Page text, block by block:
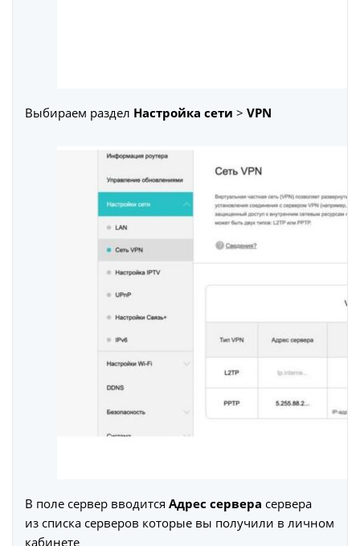
Выбираем раздел Настройка сети > VPN
В поле сервер вводится Адрес сервера сервера
из списка серверов которые вы получили в личном
кабинете